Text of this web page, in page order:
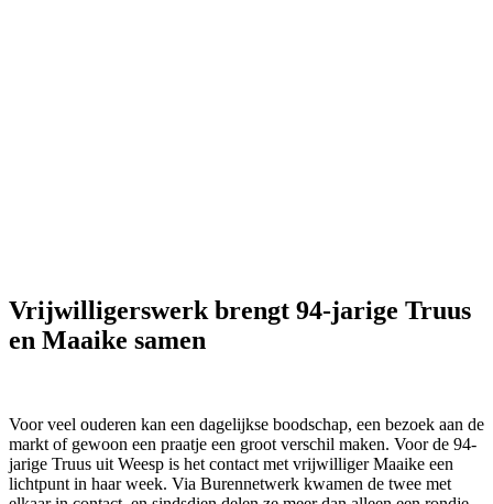
Vrijwilligerswerk brengt 94-jarige Truus
en Maaike samen
Voor veel ouderen kan een dagelijkse boodschap, een bezoek aan de
markt of gewoon een praatje een groot verschil maken. Voor de 94-
jarige Truus uit Weesp is het contact met vrijwilliger Maaike een
lichtpunt in haar week. Via Burennetwerk kwamen de twee met